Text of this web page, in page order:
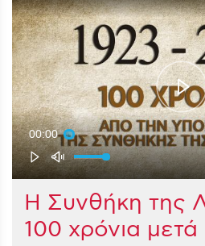
00:00
Η Συνθήκη της
100 χρόνια μετά